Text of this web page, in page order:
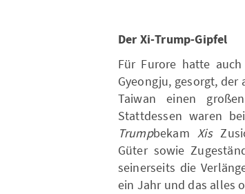
Der Xi-Trump-Gipfel
Für Furore hatte
Gyeongju, gesorgt,
Taiwan einen
Stattdessen waren
TrumpbekamXis
Güter sowie
seinerseits die
ein Jahr und das alles